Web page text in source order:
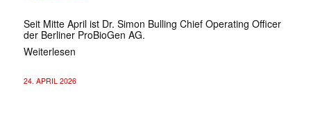
Seit Mitte April ist Dr. Simon Bulling Chief Operating Officer
der Berliner ProBioGen AG.
Weiterlesen
24. APRIL 2026